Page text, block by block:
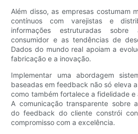
Além disso, as empresas costumam
contínuos com varejistas e
informações estruturadas
consumidor e as tendências de
Dados do mundo real apoiam a
fabricação e a inovação.
Implementar uma abordagem
baseadas em feedback não só eleva
como também fortalece a fidelidade
A comunicação transparente sobre
do feedback do cliente constrói
compromisso com a excelência.